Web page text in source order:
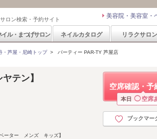
ロン検索・予約サイト 美容院・美容室・
イル・まつげサロン ネイルカタログ リラクサロン
・芦屋・尼崎トップ> パーティー PAR-TY 芦屋店
空席確認・予
本日 ◯ 空席
ブックマー
テン】
ーター メンズ キッズ】